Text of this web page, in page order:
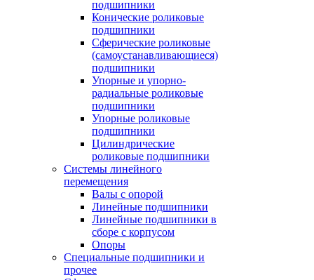
подшипники
Конические роликовые
подшипники
Сферические роликовые
(самоустанавливающиеся)
подшипники
Упорные и упорно-
радиальные роликовые
подшипники
Упорные роликовые
подшипники
Цилиндрические
роликовые подшипники
Системы линейного
перемещения
Валы с опорой
Линейные подшипники
Линейные подшипники в
сборе с корпусом
Опоры
Специальные подшипники и
прочее